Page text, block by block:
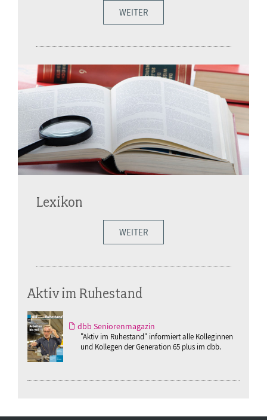
WEITER
Lexikon
WEITER
Aktiv im Ruhestand
dbb Seniorenmagazin
"Aktiv im Ruhestand" informiert alle Kolleginnen
und Kollegen der Generation 65 plus im dbb.